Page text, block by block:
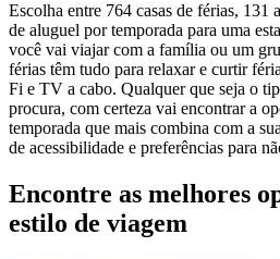
Escolha entre 764 casas de férias, 131
de aluguel por temporada para uma
você vai viajar com a família ou um
férias têm tudo para relaxar e curtir
Fi e TV a cabo. Qualquer que seja o
procura, com certeza vai encontrar a
temporada que mais combina com a
de acessibilidade e preferências para
Encontre as melhores
estilo de viagem